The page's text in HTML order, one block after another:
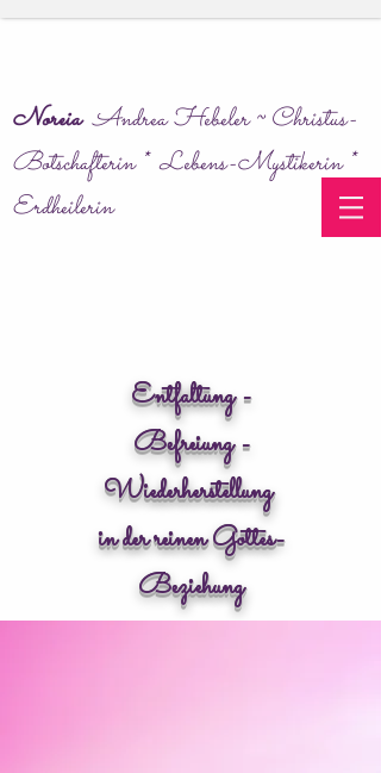
NoreiaAndrea Hebeler ~ Christus-
Botschafterin * Lebens-Mystikerin *
Erdheilerin
Entfaltung -
Befreiung -
Wiederherstellung
in der reinen Gottes-
Beziehung